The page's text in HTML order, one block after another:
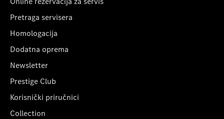
Pretraga servisera
Homologacija
Dodatna oprema
Newsletter
Prestige Club
Korisnički priručnici
Collection